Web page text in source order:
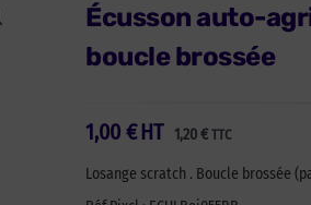
Écusson auto-
boucle brossée
1,00 € 1,20€ TTC
HT
Losange scratch . Boucle brossée